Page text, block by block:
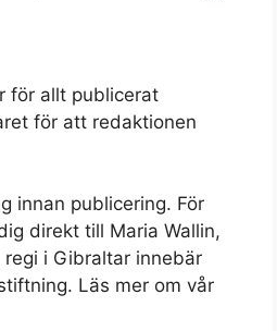
för allt publicerat
för att redaktionen
innan publicering. För
direkt till Maria Wallin,
i Gibraltar innebär
Läs mer om vår